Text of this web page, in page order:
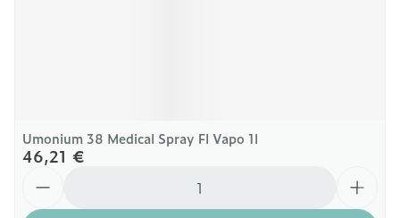
Umonium 38 Medical Spray Fl Vapo 1l
46,21 €